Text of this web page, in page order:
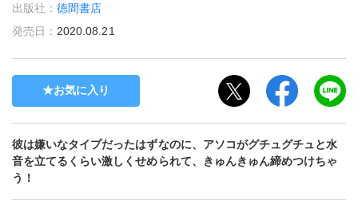
出版社：徳間書店
発売日： 2020.08.21
お気に入り
彼は嫌いなタイプだったはずなのに、アソコがグチュグチュと水
音を立てるくらい激しくせめられて、きゅんきゅん締めつけちゃ
う！